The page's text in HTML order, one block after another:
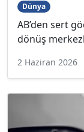
Dünya
AB’den sert
dönüş
2 Haziran 2026